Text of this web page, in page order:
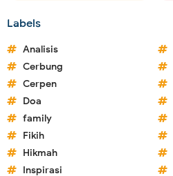
Labels
Analisis
Cerbung
Cerpen
Doa
family
Fikih
Hikmah
Inspirasi